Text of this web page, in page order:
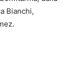
Bianchi,